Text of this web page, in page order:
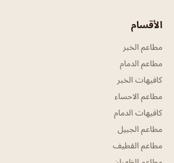
الأقسام
مطاعم الخبر
مطاعم الدمام
كافيهات الخبر
مطاعم الاحساء
كافيهات الدمام
مطاعم الجبيل
مطاعم القطيف